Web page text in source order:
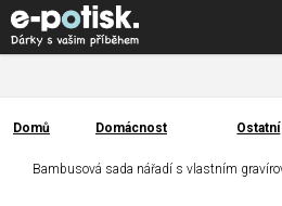
Přejít
na
obsah
Kategorie
Domů
Domů Domácnost Ostatní
Bambusová sada nářadí s vlastním